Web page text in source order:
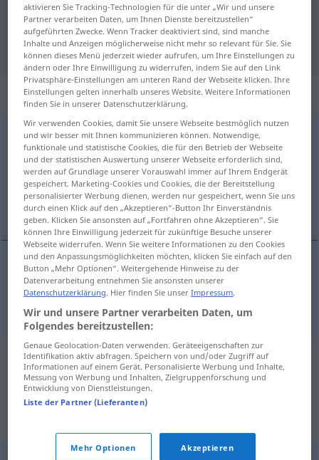
"Verwaltungskosten" Englisch
Übersetzung
„Verwaltungskosten“: Plural
Verwaltungskostenpl
Übersicht aller Übersetzungen
(Für mehr Details die Übersetzung anklicken/antippen)
administrative costs
administrative(odadministration) costs (
expenses)
Verwaltungskosten
Beispielsätze aus externen Quellen
für "Verwaltungskosten"
(nicht von der Langenscheidt Redaktion
aktivieren Sie Tracking-Technologien für die unter „Wir und unsere
Partner verarbeiten Daten, um Ihnen Dienste bereitzustellen“
aufgeführten Zwecke. Wenn Tracker deaktiviert sind, sind manche
Inhalte und Anzeigen möglicherweise nicht mehr so relevant für Sie. Sie
können dieses Menü jederzeit wieder aufrufen, um Ihre Einstellungen zu
ändern oder Ihre Einwilligung zu widerrufen, indem Sie auf den Link
Privatsphäre-Einstellungen am unteren Rand der Webseite klicken. Ihre
Einstellungen gelten innerhalb unseres Website. Weitere Informationen
finden Sie in unserer Datenschutzerklärung.
Wir verwenden Cookies, damit Sie unsere Webseite bestmöglich nutzen
und wir besser mit Ihnen kommunizieren können. Notwendige,
funktionale und statistische Cookies, die für den Betrieb der Webseite
und der statistischen Auswertung unserer Webseite erforderlich sind,
werden auf Grundlage unserer Vorauswahl immer auf Ihrem Endgerät
gespeichert. Marketing-Cookies und Cookies, die der Bereitstellung
personalisierter Werbung dienen, werden nur gespeichert, wenn Sie uns
durch einen Klick auf den „Akzeptieren“-Button Ihr Einverständnis
geben. Klicken Sie ansonsten auf „Fortfahren ohne Akzeptieren“. Sie
können Ihre Einwilligung jederzeit für zukünftige Besuche unserer
Webseite widerrufen. Wenn Sie weitere Informationen zu den Cookies
und den Anpassungsmöglichkeiten möchten, klicken Sie einfach auf den
Button „Mehr Optionen“. Weitergehende Hinweise zu der
Datenverarbeitung entnehmen Sie ansonsten unserer
Datenschutzerklärung. Hier finden Sie unserImpressum.
Wir und unsere Partner verarbeiten Daten, um
Folgendes bereitzustellen:
Genaue Geolocation-Daten verwenden. Geräteeigenschaften zur
Identifikation aktiv abfragen. Speichern von und/oder Zugriff auf
Informationen auf einem Gerät. Personalisierte Werbung und Inhalte,
Messung von Werbung und Inhalten, Zielgruppenforschung und
Entwicklung von Dienstleistungen.
Liste der Partner (Lieferanten)
Mehr Optionen Akzeptieren